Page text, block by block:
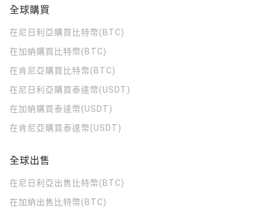
全球購買
在尼日利亞購買比特幣(BTC)
在加納購買比特幣(BTC)
在肯尼亞購買比特幣(BTC)
在尼日利亞購買泰達幣(USDT)
在加納購買泰達幣(USDT)
在肯尼亞購買泰達幣(USDT)
全球出售
在尼日利亞出售比特幣(BTC)
在加納出售比特幣(BTC)